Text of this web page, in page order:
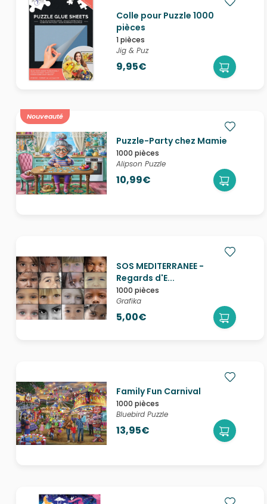
Colle pour Puzzle 1000
pièces
1 pièces
Jig & Puz
9,95€
Nouveauté
Puzzle-Party chez Mamie
1000 pièces
Alipson Puzzle
10,99€
SOS MEDITERRANEE -
Regards d'E...
1000 pièces
Grafika
5,00€
Family Fun Carnival
1000 pièces
Bluebird Puzzle
13,95€